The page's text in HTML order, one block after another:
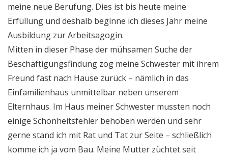
meine neue Berufung. Dies ist bis heute meine
Erfüllung und deshalb beginne ich dieses Jahr meine
Ausbildung zur Arbeitsagogin.
Mitten in dieser Phase der mühsamen Suche der
Beschäftigungsfindung zog meine Schwester mit ihrem
Freund fast nach Hause zurück – nämlich in das
Einfamilienhaus unmittelbar neben unserem
Elternhaus. Im Haus meiner Schwester mussten noch
einige Schönheitsfehler behoben werden und sehr
gerne stand ich mit Rat und Tat zur Seite – schließlich
komme ich ja vom Bau. Meine Mutter züchtet seit